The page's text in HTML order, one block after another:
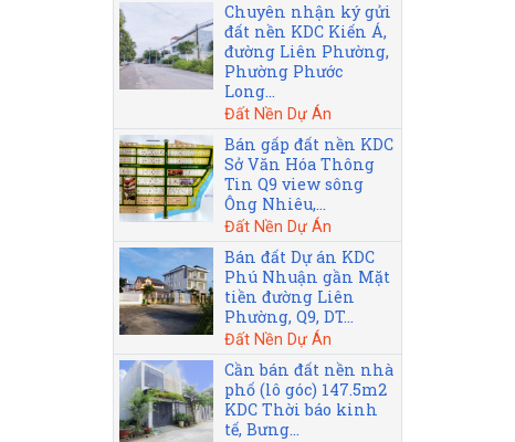
Chuyên nhận ký gửi
đất nền KDC Kiến Á,
đường Liên Phường,
Phường Phước
Long...
Đất Nền Dự Án
Bán gấp đất nền KDC
Sở Văn Hóa Thông
Tin Q9 view sông
Ông Nhiêu,...
Đất Nền Dự Án
Bán đất Dự án KDC
Phú Nhuận gần Mặt
tiền đường Liên
Phường, Q9, DT...
Đất Nền Dự Án
Cần bán đất nền nhà
phố (lô góc) 147.5m2
KDC Thời báo kinh
tế, Bưng...